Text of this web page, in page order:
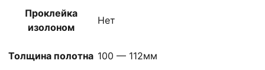
Проклейка
изолоном
Нет
Толщина полотна 100 — 112мм